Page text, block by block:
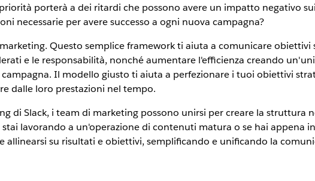
porterà a dei ritardi che possono avere un impatto negativo
necessarie per avere successo a ogni nuova campagna?
Questo semplice framework ti aiuta a comunicare
e le responsabilità, nonché aumentare l'efficienza creando
Il modello giusto ti aiuta a perfezionare i tuoi obiettivi
dalle loro prestazioni nel tempo.
di Slack, i team di marketing possono unirsi per creare la struttura
lavorando a un'operazione di contenuti matura o se hai appena
su risultati e obiettivi, semplificando e unificando la